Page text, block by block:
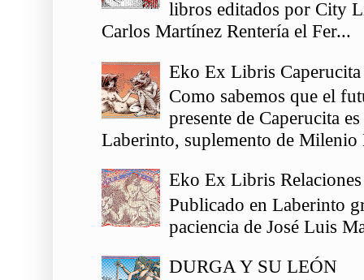
libros editados por City
Carlos Martínez Rentería el Fer...
Eko Ex Libris
Como sabemos que el
presente de Caperucita
Laberinto, suplemento de Milenio
Eko Ex Libris
Publicado en Laberinto
paciencia de José Luis
DURGA Y SU LEÓN